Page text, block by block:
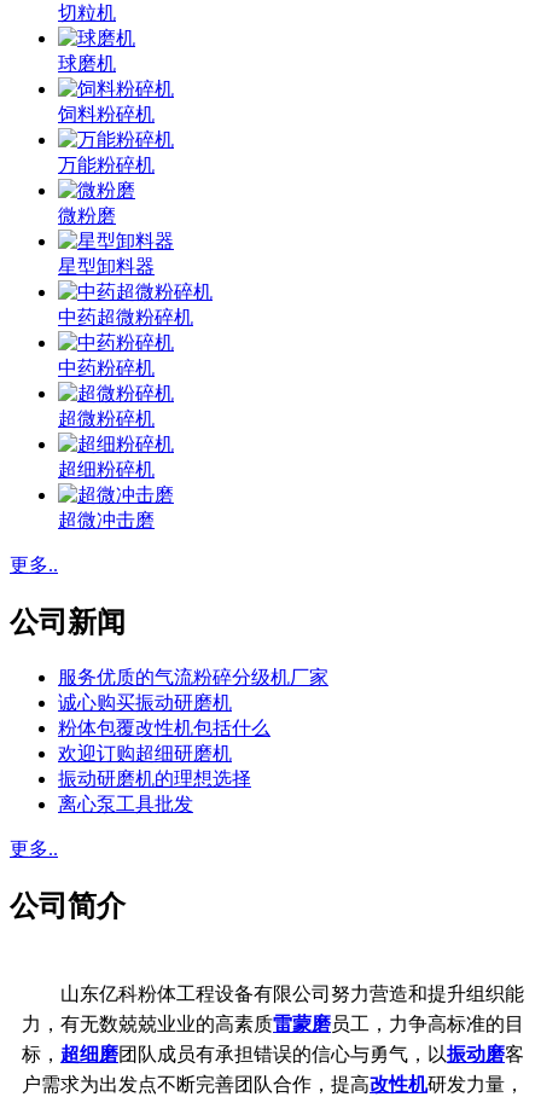
切粒机
球磨机
饲料粉碎机
万能粉碎机
微粉磨
星型卸料器
中药超微粉碎机
中药粉碎机
超微粉碎机
超细粉碎机
超微冲击磨
更多..
公司新闻
服务优质的气流粉碎分级机厂家
诚心购买振动研磨机
粉体包覆改性机包括什么
欢迎订购超细研磨机
振动研磨机的理想选择
离心泵工具批发
更多..
公司简介
山东亿科粉体工程设备有限公司努力营造和提升组织能
力，有无数兢兢业业的高素质雷蒙磨员工，力争高标准的目
标， 超细磨团队成员有承担错误的信心与勇气，以振动磨客
户需求为出发点不断完善团队合作，提高改性机研发力量，